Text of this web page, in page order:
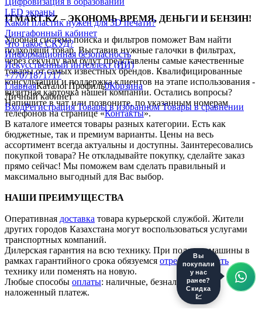
ITMART.KZ – ЭКОНОМЬ ВРЕМЯ, ДЕНЬГИ И БЕНЗИН!
Удобная система поиска и фильтров поможет Вам найти
подходящй товар. Выставив нужные галочки в фильтрах,
через секунду вам будут представлены самые качественные
товары от самых известных брендов. Квалифицированные
консультации и поддержка клиентов на этапе использования -
визитная карточка нашей компании. Остались вопросы?
Напишите в чат или позвоните, по указанным номерам
телефонов на странице «Контакты».
В каталоге имеется товары разных категории. Есть как
бюджетные, так и премиум варианты. Цены на весь
ассортимент всегда актуальны и доступны. Заинтересовались
покупкой товара? Не откладывайте покупку, сделайте заказ
прямо сейчас! Мы поможем вам сделать правильный и
максимально выгодный для Вас выбор.
НАШИ ПРЕИМУЩЕСТВА
Оперативная доставка товара курьерской службой. Жители
других городов Казахстана могут воспользоваться услугами
транспортных компаний.
Дилерская гарантия на всю технику. При поломке машины в
рамках гарантийного срока обязуемся отремонтировать
технику или поменять на новую.
Любые способы оплаты: наличные, безналичные,
наложенный платеж.
LED экраны
Какой пластик нужен для 3D печати?
Лингафонный кабинет
Что такое СКУД?
Информационная безопасность
Искусственный интеллект (ИИ)
+77071871717
Вы
покупали
у нас
ранее?
Скидка
💹
ГлавнаяКаталогПрофиль0Корзина
Личный кабинет
ВходРегистрацияТовары в избранномТовары в сравнении